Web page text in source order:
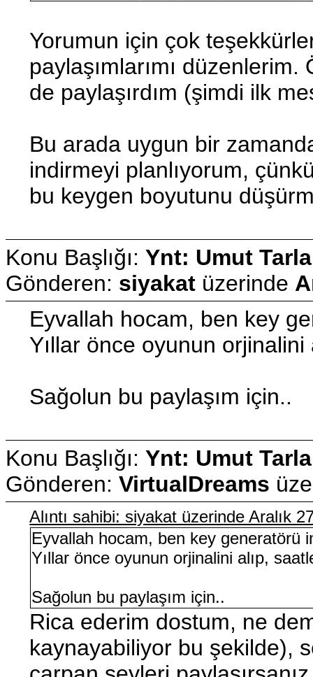
Yorumun için çok
paylaşımlarımı
de paylaşırdım (şimdi ilk
Bu arada uygun bir
indirmeyi planlıyorum,
bu keygen boyutunu
Konu Başlığı: Ynt: Umut
Gönderen: siyakat üzerinde
Eyvallah hocam, ben key
Yıllar önce oyunun orjinalini
Sağolun bu paylaşım için..
Konu Başlığı: Ynt: Umut
Gönderen: VirtualDreams
Alıntı sahibi: siyakat üzerinde Aralık
Eyvallah hocam, ben key generatörü
Yıllar önce oyunun orjinalini alıp,
Sağolun bu paylaşım için..
Rica ederim dostum, ne
kaynayabiliyor bu şekilde),